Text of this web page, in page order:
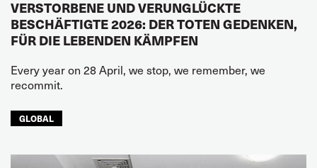
VERSTORBENE UND VERUNGLÜCKTE
BESCHÄFTIGTE 2026: DER TOTEN GEDENKEN,
FÜR DIE LEBENDEN KÄMPFEN
Every year on 28 April, we stop, we remember, we
recommit.
GLOBAL